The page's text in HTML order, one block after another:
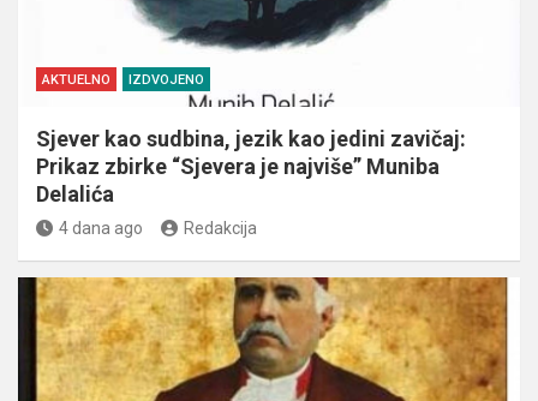
AKTUELNO IZDVOJENO
Sjever kao sudbina, jezik kao jedini zavičaj:
Prikaz zbirke “Sjevera je najviše” Muniba
Delalića
4 dana ago Redakcija